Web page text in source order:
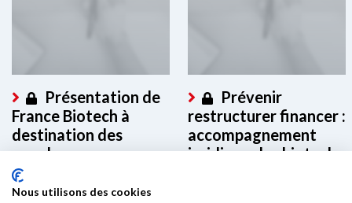
Présentation de
France Biotech à
destination des
membres
Ce contenu est réservé aux
membres. Merci de vous
Prévenir
restructurer financer :
accompagnement
juridique des biotech
Nous utilisons des cookies